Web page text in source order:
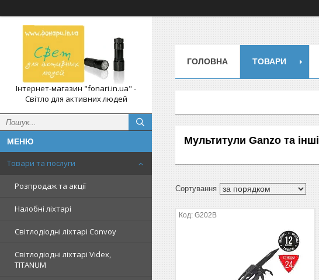
Інтернет-магазин "fonari.in.ua" -
Світло для активних людей
Товари та послуги
Розпродаж та акції
Налобні ліхтарі
Світлодіодні ліхтарі Convoy
Світлодіодні ліхтарі Videx,
TITANUM
ГОЛОВНА ТОВАРИ
Мультитули Ganzo та інші
G202B